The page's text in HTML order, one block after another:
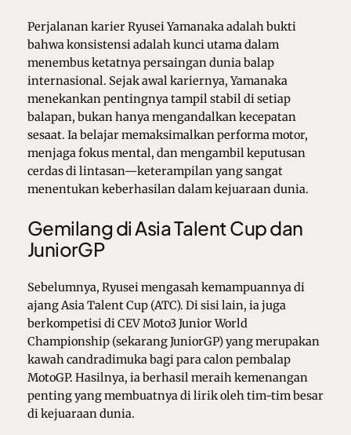
Perjalanan karier Ryusei Yamanaka adalah bukti
bahwa konsistensi adalah kunci utama dalam
menembus ketatnya persaingan dunia balap
internasional. Sejak awal kariernya, Yamanaka
menekankan pentingnya tampil stabil di setiap
balapan, bukan hanya mengandalkan kecepatan
sesaat. Ia belajar memaksimalkan performa motor,
menjaga fokus mental, dan mengambil keputusan
cerdas di lintasan—keterampilan yang sangat
menentukan keberhasilan dalam kejuaraan dunia.
Gemilang di Asia Talent Cup dan
JuniorGP
Sebelumnya, Ryusei mengasah kemampuannya di
ajang Asia Talent Cup (ATC). Di sisi lain, ia juga
berkompetisi di CEV Moto3 Junior World
Championship (sekarang JuniorGP) yang merupakan
kawah candradimuka bagi para calon pembalap
MotoGP. Hasilnya, ia berhasil meraih kemenangan
penting yang membuatnya di lirik oleh tim-tim besar
di kejuaraan dunia.